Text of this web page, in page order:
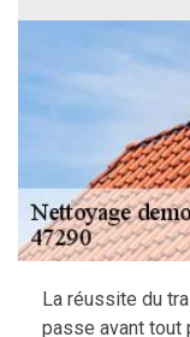
La réussite du
passe avant tout